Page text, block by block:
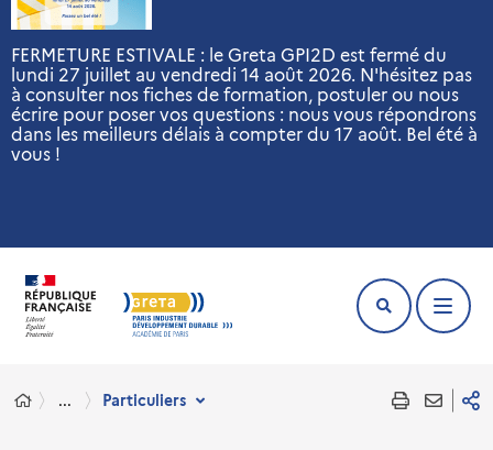
FERMETURE ESTIVALE : le Greta GPI2D est fermé du
lundi 27 juillet au vendredi 14 août 2026. N'hésitez pas
à consulter nos fiches de formation, postuler ou nous
écrire pour poser vos questions : nous vous répondrons
dans les meilleurs délais à compter du 17 août. Bel été à
vous !
... Particuliers